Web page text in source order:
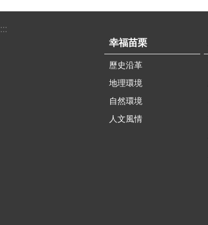
:::
幸福苗栗
歷史沿革
地理環境
自然環境
人文風情